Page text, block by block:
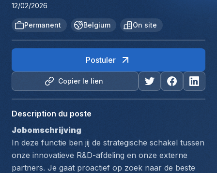
12/02/2026
Permanent Belgium On site
Copier le lien
Postuler
Description du poste
Jobomschrijving
In deze functie ben jij de strategische schakel tussen
onze innovatieve R&D-afdeling en onze externe
partners. Je gaat proactief op zoek naar de beste